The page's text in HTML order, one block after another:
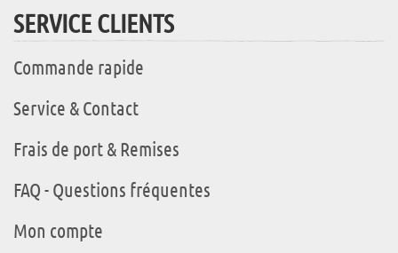
SERVICE CLIENTS
Commande rapide
Service & Contact
Frais de port & Remises
FAQ - Questions fréquentes
Mon compte